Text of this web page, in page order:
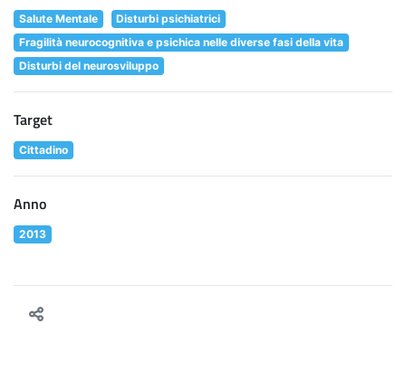
Salute Mentale
Disturbi psichiatrici
Fragilità neurocognitiva e psichica nelle diverse fasi della vita
Disturbi del neurosviluppo
Target
Cittadino
Anno
2013